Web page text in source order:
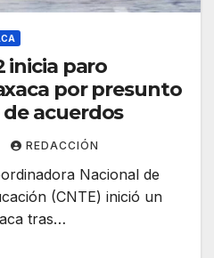
inicia paro
por presunto
acuerdos
REDACCIÓN
Nacional de
(CNTE) inició un
tras…